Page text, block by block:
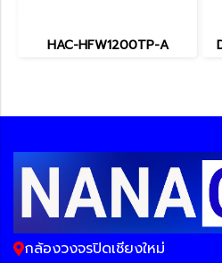
HAC-HFW1200TP-A
กล้องวงจรปิดเชียงใหม่